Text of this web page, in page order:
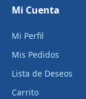
Mi Cuenta
Mi Perfil
Mis Pedidos
Lista de Deseos
Carrito